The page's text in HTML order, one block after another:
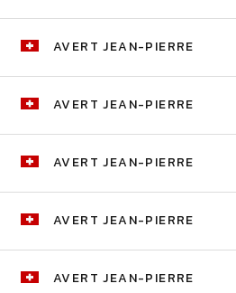
AVERT JEAN-PIERRE
AVERT JEAN-PIERRE
AVERT JEAN-PIERRE
AVERT JEAN-PIERRE
AVERT JEAN-PIERRE